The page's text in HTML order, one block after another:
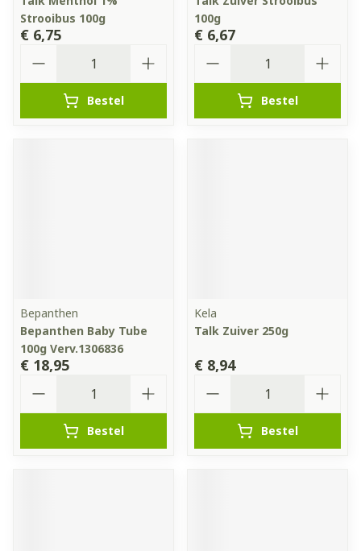
Strooibus 100g
€ 6,75
Bestel
100g
€ 6,67
Bestel
Bepanthen
Bepanthen Baby Tube
100g Verv.1306836
€ 18,95
Bestel
Kela
Talk Zuiver 250g
€ 8,94
Bestel